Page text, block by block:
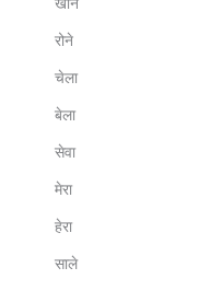
खोने
रोने
चेला
बेला
सेवा
मेरा
हेरा
साले